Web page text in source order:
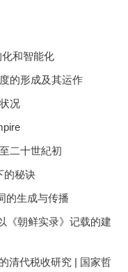
和智能化
的形成及其运作
况
二十世紀初
的秘诀
的生成与传播
朝鲜实录》记载的建
清代税收研究 | 国家哲